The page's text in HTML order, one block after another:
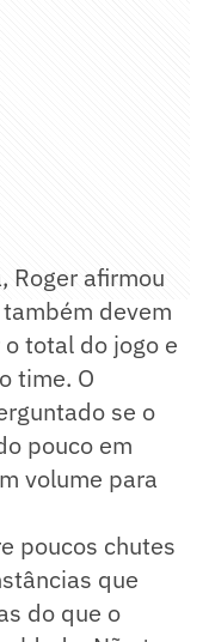
Roger afirmou
devem
total do jogo e
time. O
se o
pouco em
volume para
poucos chutes
que
do que o